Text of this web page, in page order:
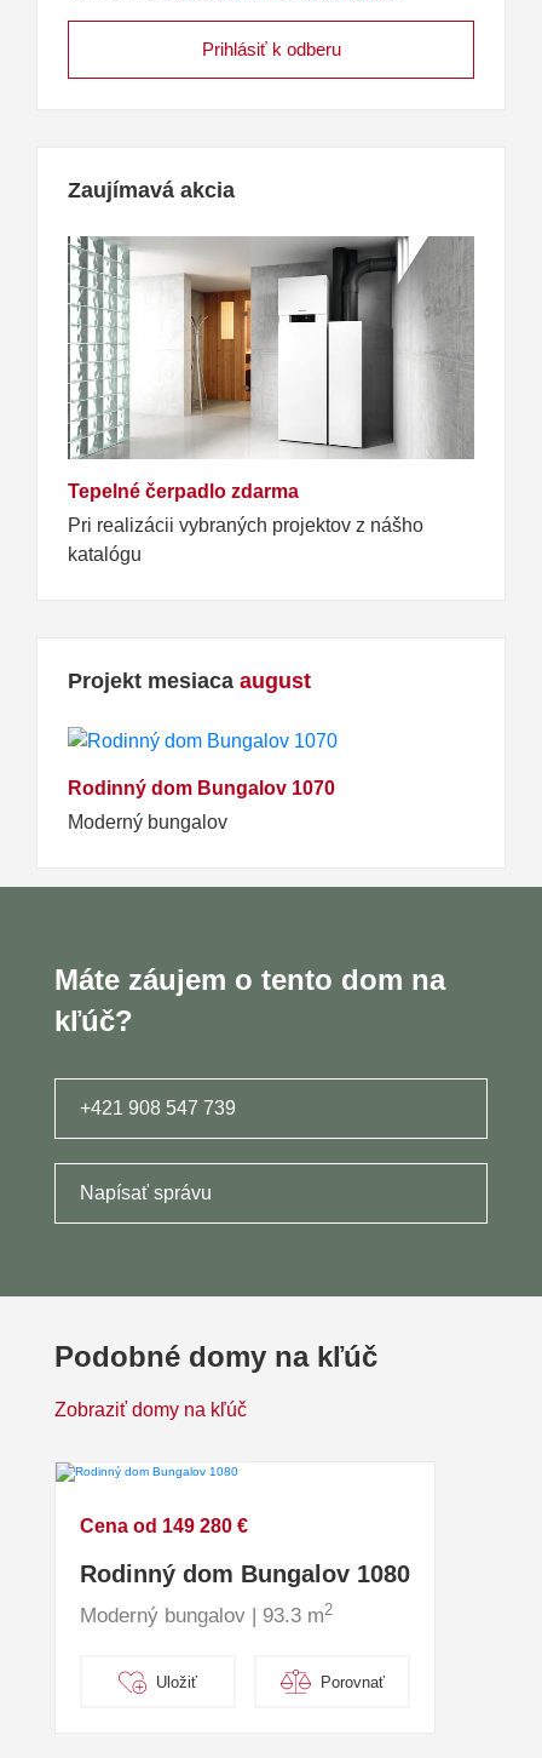
Zaujímavá akcia
Tepelné čerpadlo zdarma
Pri realizácii vybraných projektov z nášho
katalógu
Projekt mesiaca august
Rodinný dom Bungalov 1070
Moderný bungalov
Máte záujem o tento dom na
kľúč?
+421 908 547 739
Napísať správu
Podobné domy na kľúč
Zobraziť domy na kľúč
Cena od 149 280 €
Rodinný dom Bungalov 1080
Moderný bungalov | 93.3 m2
Uložiť Porovnať